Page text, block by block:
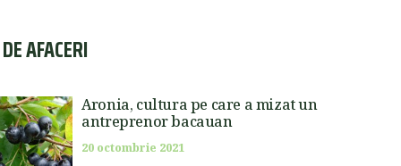
AFACERI
Aronia, cultura pe care a mizat un
antreprenor bacauan
20 octombrie 2021